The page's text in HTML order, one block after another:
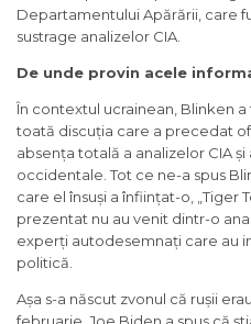
Departamentului Apărării, care
sustrage analizelor CIA.
De unde provin acele
În contextul ucrainean, Blinken
toată discuția care a precedat
absența totală a analizelor CIA
occidentale. Tot ce ne-a spus
care el însuși a înființat-o, „Tiger
prezentat nu au venit dintr-o
experți autodesemnați care au
politică.
Așa s-a născut zvonul că rușii